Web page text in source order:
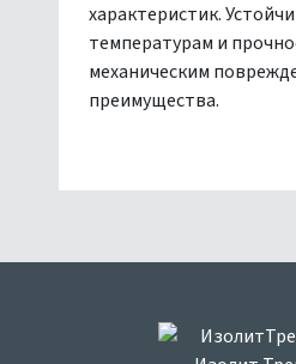
характеристик.
температурам и
механическим
преимущества.